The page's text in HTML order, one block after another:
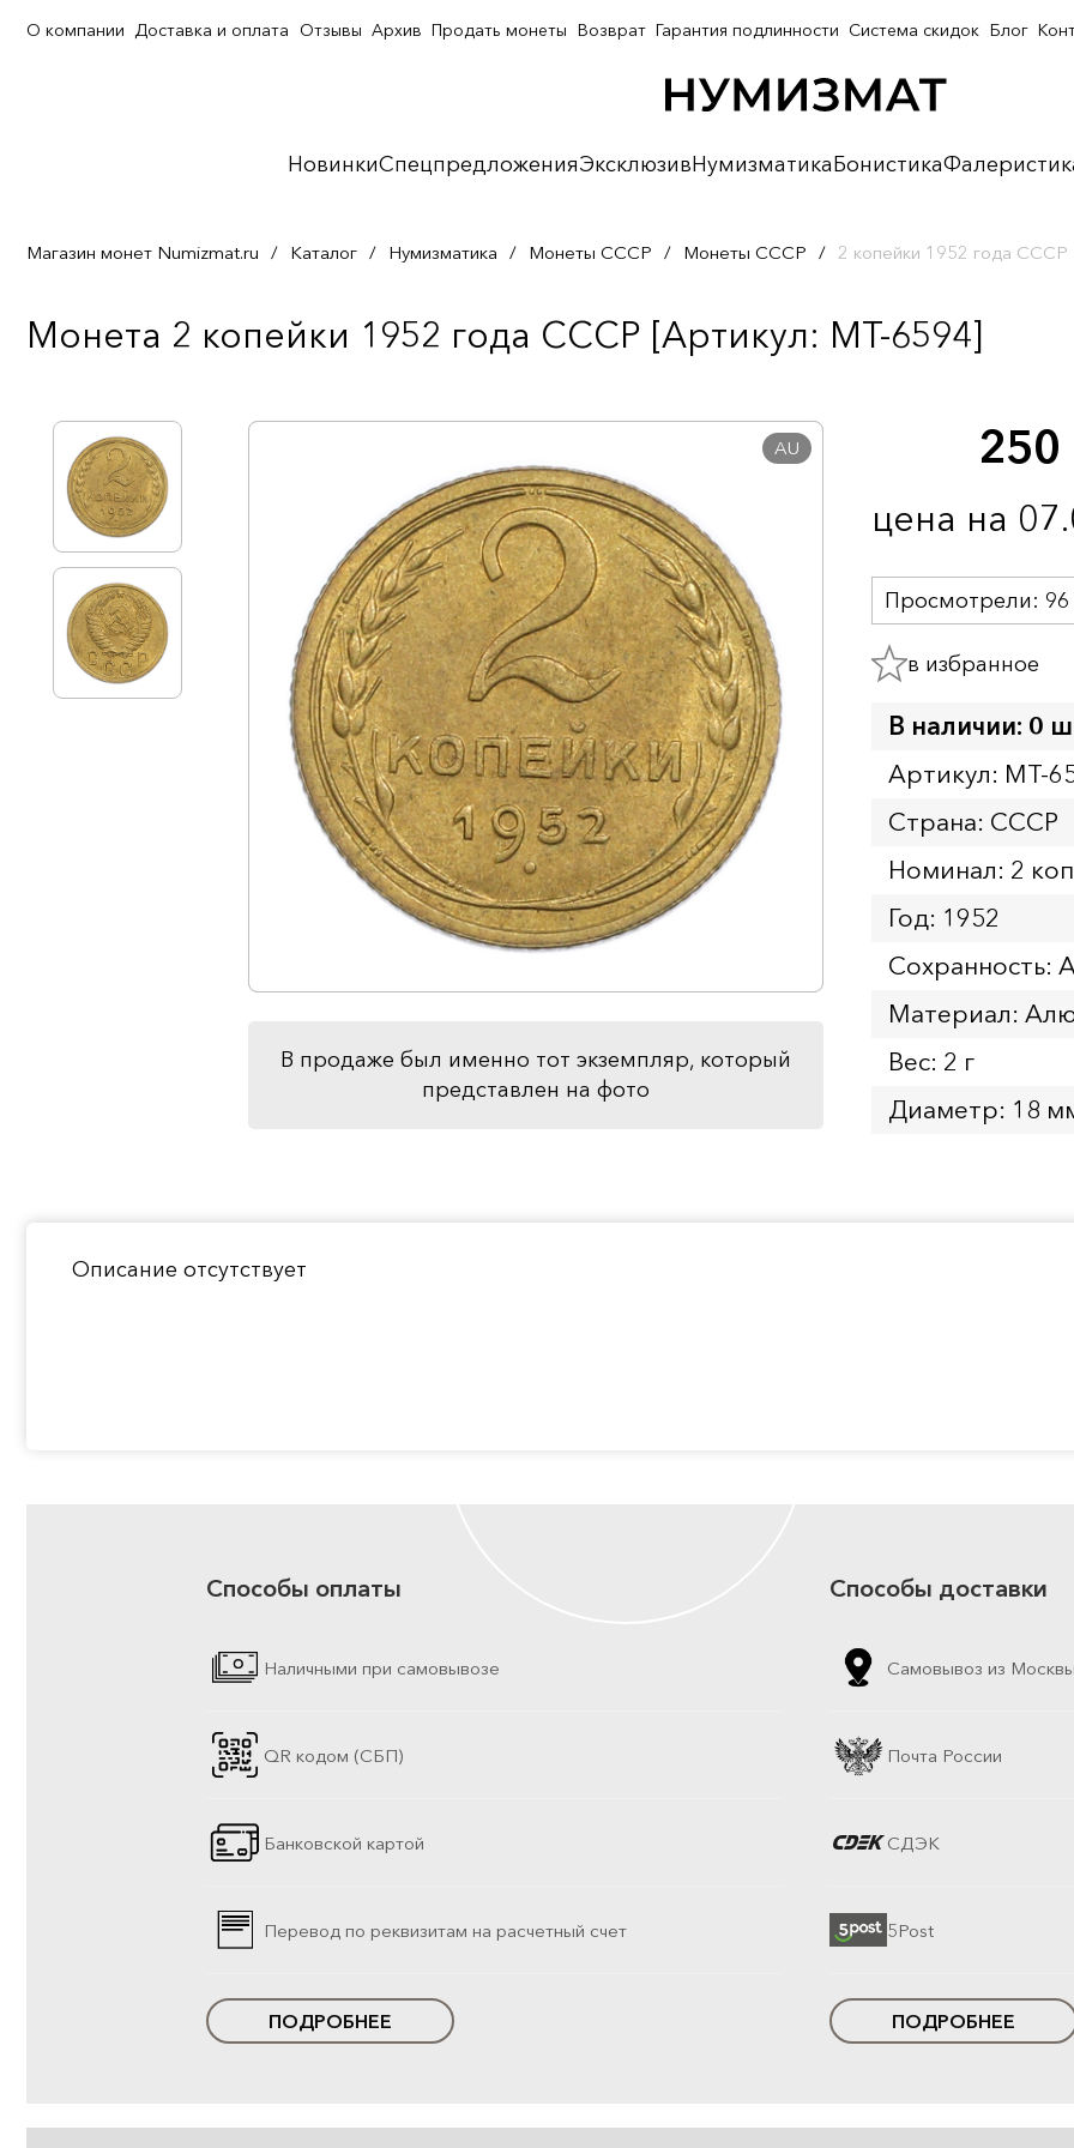
НовинкиСпецпредложенияЭксклюзивНумизматикаБонистика
О компании Доставка и оплата Отзывы Архив Продать монеты Возврат Гарантия подлинности Система скидок Блог
Магазин монет Numizmat.ru / Каталог / Нумизматика / Монеты СССР / Монеты СССР / 2 копейки 1952 года СССР
Монета 2 копейки 1952 года СССР [Артикул: MT-6594]
AU
В продаже был именно тот экземпляр, который
представлен на фото
250
цена на
Просмотрели: 96
в избранное
В наличии: 0
Артикул: MT-
Страна: СССР
Номинал: 2
Год: 1952
Сохранность:
Материал:
Вес: 2 г
Диаметр: 18
Описание отсутствует
Способы оплаты
Наличными при самовывозе
QR кодом (СБП)
Банковской картой
Перевод по реквизитам на расчетный счет
ПОДРОБНЕЕ
Способы доставки
Самовывоз из
Почта России
СДЭК
5Post
ПОДРОБНЕЕ